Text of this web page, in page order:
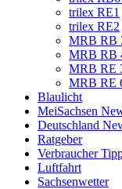
trilex RE1
trilex RE2
MRB RB
MRB RB
MRB RE
MRB RE
Blaulicht
MeiSachsen
Deutschland
Ratgeber
Verbraucher
Luftfahrt
Sachsenwetter